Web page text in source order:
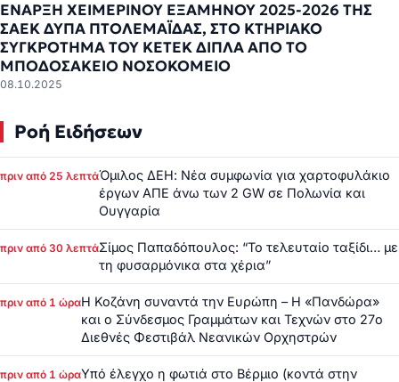
ΕΝΑΡΞΗ ΧΕΙΜΕΡΙΝΟΥ ΕΞΑΜΗΝΟΥ 2025-2026 ΤΗΣ
ΣΑΕΚ ΔΥΠΑ ΠΤΟΛΕΜΑΪΔΑΣ, ΣΤΟ ΚΤΗΡΙΑΚΟ
ΣΥΓΚΡΟΤΗΜΑ ΤΟΥ ΚΕΤΕΚ ΔΙΠΛΑ ΑΠΟ ΤΟ
ΜΠΟΔΟΣΑΚΕΙΟ ΝΟΣΟΚΟΜΕΙΟ
08.10.2025
Ροή Ειδήσεων
πριν από 25 λεπτάΌμιλος ΔΕΗ: Νέα συμφωνία για χαρτοφυλάκιο
έργων ΑΠΕ άνω των 2 GW σε Πολωνία και
Ουγγαρία
πριν από 30 λεπτάΣίμος Παπαδόπουλος: “Το τελευταίο ταξίδι… με
τη φυσαρμόνικα στα χέρια”
πριν από 1 ώραΗ Κοζάνη συναντά την Ευρώπη – Η «Πανδώρα»
και ο Σύνδεσμος Γραμμάτων και Τεχνών στο 27ο
Διεθνές Φεστιβάλ Νεανικών Ορχηστρών
πριν από 1 ώραΥπό έλεγχο η φωτιά στο Βέρμιο (κοντά στην